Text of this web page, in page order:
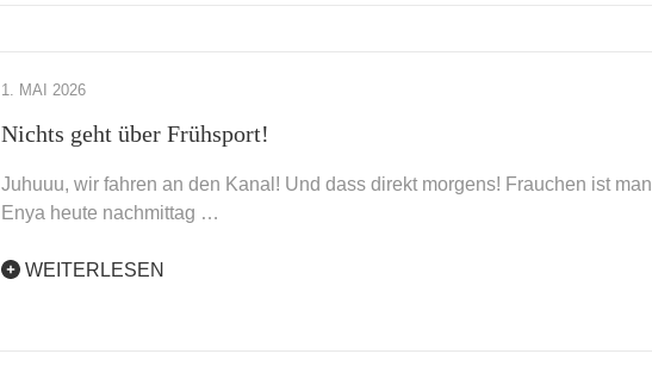
1. MAI 2026
Nichts geht über Frühsport!
Juhuuu, wir fahren an den Kanal! Und dass direkt morgens! Frauchen ist
Enya heute nachmittag …
WEITERLESEN